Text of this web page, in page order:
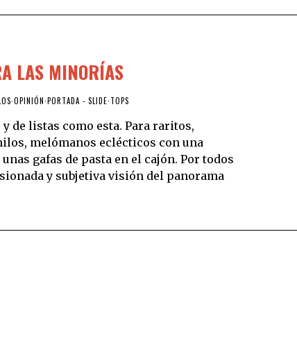
LAS MINORÍAS
·OPINIÓN·PORTADA - SLIDE·TOPS
de listas como esta. Para raritos,
melómanos eclécticos con una
gafas de pasta en el cajón. Por todos
y subjetiva visión del panorama